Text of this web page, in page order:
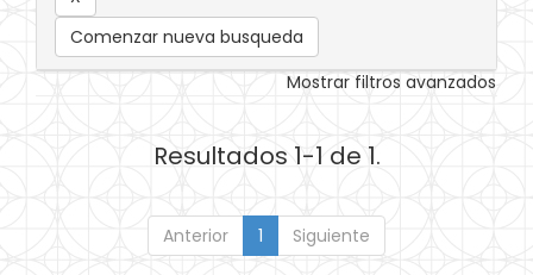
Comenzar nueva busqueda
Mostrar filtros avanzados
Resultados 1-1 de 1.
Anterior 1 Siguiente